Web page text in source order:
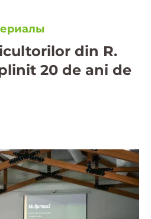
din R.
20 de ani de